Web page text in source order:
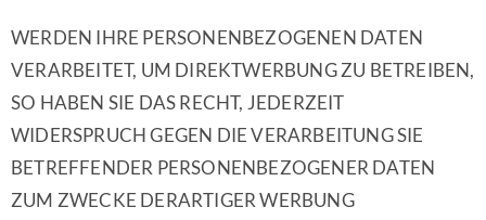
WERDEN IHRE PERSONENBEZOGENEN DATEN
VERARBEITET, UM DIREKTWERBUNG ZU BETREIBEN,
SO HABEN SIE DAS RECHT, JEDERZEIT
WIDERSPRUCH GEGEN DIE VERARBEITUNG SIE
BETREFFENDER PERSONENBEZOGENER DATEN
ZUM ZWECKE DERARTIGER WERBUNG